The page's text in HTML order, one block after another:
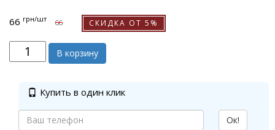
66 грн/шт 66 СКИДКА ОТ 5%
В корзину
Купить в один клик
Ок!